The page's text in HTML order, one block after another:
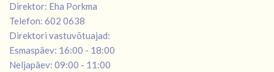
Direktor: Eha Porkma
Telefon: 602 0638
Direktori vastuvõtuajad:
Esmaspäev: 16:00 - 18:00
Neljapäev: 09:00 - 11:00